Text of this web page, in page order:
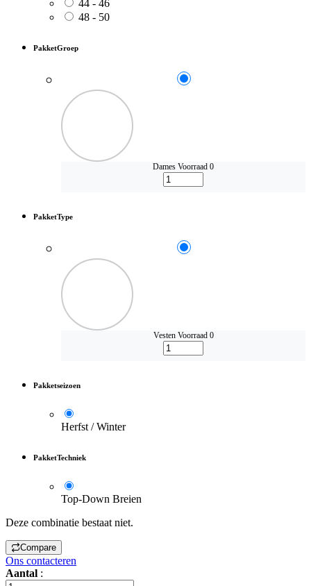
44 - 46
48 - 50
PakketGroep
Dames Voorraad 0
PakketType
Vesten Voorraad 0
Pakketseizoen
Herfst / Winter
PakketTechniek
Top-Down Breien
Deze combinatie bestaat niet.
Compare
Ons contacteren
Aantal :